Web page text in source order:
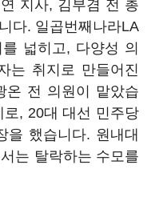
지사, 김부겸 전 총
다. 일곱번째나라LA
넓히고, 다양성 의
는 취지로 만들어진
온 전 의원이 맡았습
로, 20대 대선 민주당
을 했습니다. 원내대
는 탈락하는 수모를